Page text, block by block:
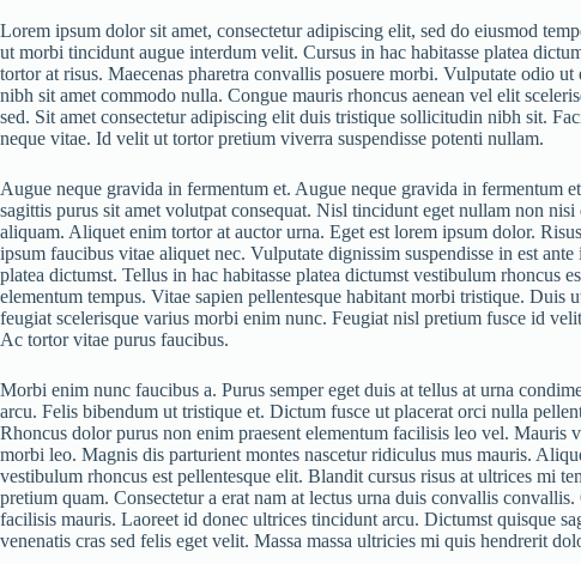
Lorem ipsum dolor sit amet, consectetur adipiscing elit, sed do eiusmod
ut morbi tincidunt augue interdum velit. Cursus in hac habitasse platea
tortor at risus. Maecenas pharetra convallis posuere morbi. Vulputate odio
nibh sit amet commodo nulla. Congue mauris rhoncus aenean vel elit
sed. Sit amet consectetur adipiscing elit duis tristique sollicitudin nibh sit.
neque vitae. Id velit ut tortor pretium viverra suspendisse potenti nullam.
Augue neque gravida in fermentum et. Augue neque gravida in fermentum
sagittis purus sit amet volutpat consequat. Nisl tincidunt eget nullam non
aliquam. Aliquet enim tortor at auctor urna. Eget est lorem ipsum dolor.
ipsum faucibus vitae aliquet nec. Vulputate dignissim suspendisse in est
platea dictumst. Tellus in hac habitasse platea dictumst vestibulum rhoncus
elementum tempus. Vitae sapien pellentesque habitant morbi tristique. Duis
feugiat scelerisque varius morbi enim nunc. Feugiat nisl pretium fusce id
Ac tortor vitae purus faucibus.
Morbi enim nunc faucibus a. Purus semper eget duis at tellus at urna
arcu. Felis bibendum ut tristique et. Dictum fusce ut placerat orci nulla
Rhoncus dolor purus non enim praesent elementum facilisis leo vel. Mauris
morbi leo. Magnis dis parturient montes nascetur ridiculus mus mauris.
vestibulum rhoncus est pellentesque elit. Blandit cursus risus at ultrices mi
pretium quam. Consectetur a erat nam at lectus urna duis convallis
facilisis mauris. Laoreet id donec ultrices tincidunt arcu. Dictumst quisque
venenatis cras sed felis eget velit. Massa massa ultricies mi quis hendrerit